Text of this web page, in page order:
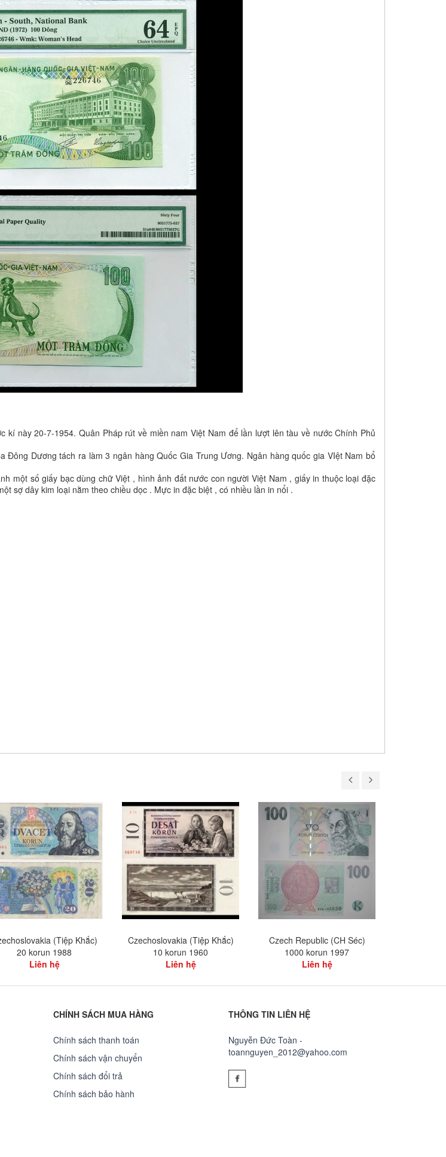
này 20-7-1954. Quân Pháp rút về miền nam Việt Nam để lần lượt lên tàu về nước Chính Phủ
Dương tách ra làm 3 ngân hàng Quốc Gia Trung Ương. Ngân hàng quốc gia VIệt Nam bổ
một số giấy bạc dùng chữ Việt , hình ảnh đất nước con người Việt Nam , giấy in thuộc loại đặc
sợ dây kim loại nằm theo chiều dọc . Mực in đặc biệt , có nhiều lần in nổi .
(Tiệp Khắc)
20 korun 1988
Liên hệ
Czechoslovakia (Tiệp Khắc)
10 korun 1960
Liên hệ
Czech Republic (CH Séc)
1000 korun 1997
Liên hệ
CHÍNH SÁCH MUA HÀNG
Chính sách thanh toán
Chính sách vận chuyển
Chính sách đổi trả
Chính sách bảo hành
THÔNG TIN LIÊN HỆ
Nguyễn Đức Toàn -
toannguyen_2012@yahoo.com